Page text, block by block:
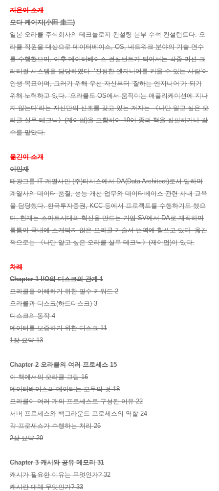
지은이 소개
오다 케이지(小田 圭二)
일본 오라클 주식회사의 테크놀로지 컨설팅 본부 수석 컨설턴트다. 오
라클 직원을 대상으로 데이터베이스, OS, 네트워크 분야의 기술 연수
를 수행했으며, 이후 데이터베이스 컨설턴트가 되어서는 각종 미션 크
리티컬 시스템을 담당하였다. ‘진정한 엔지니어를 키울 수 있는 사람’이
인생 목표이며, 그러기 위해 우선 자신부터 ‘잘하는 엔지니어’가 되기
위해 노력하고 있다. ‘오라클도 OS에서 움직이는 애플리케이션에 지나
지 않는다’라는 자신만의 신조를 갖고 있는 저자는 《나만 알고 싶은 오
라클 실무 테크닉》(제이펍)을 포함하여 10여 종의 책을 집필하거나 감
수를 맡았다.
옮긴이 소개
이민재
태광그룹 IT 계열사인 (주)티시스에서 DA(Data Architect)로서 일하며
계열사의 데이터 품질, 성능 개선 업무와 데이터베이스 관련 사내 교육
을 담당했다. 한국투자증권, KCC 등에서 프로젝트를 수행하기도 했으
며, 현재는 스마트시대의 혁신을 만드는 기업 SV에서 DA로 재직하며
틈틈이 국내에 소개되지 않은 오라클 기술서 번역에 힘쓰고 있다. 옮긴
책으로는 《나만 알고 싶은 오라클 실무 테크닉》(제이펍)이 있다.
차례
Chapter 1 I/O와 디스크의 관계 1
오라클을 이해하기 위한 필수 키워드 2
오라클과 디스크(하드디스크) 3
디스크의 동작 4
데이터를 보증하기 위한 디스크 11
1장 요약 13
Chapter 2 오라클의 여러 프로세스 15
이 책에서의 오라클 그림 16
데이터베이스의 데이터는 모두의 것 18
오라클이 여러 개의 프로세스로 구성된 이유 22
서버 프로세스와 백그라운드 프로세스의 역할 24
각 프로세스가 수행하는 처리 26
2장 요약 29
Chapter 3 캐시와 공유 메모리 31
캐시가 필요한 이유는 무엇인가? 32
캐시란 대체 무엇인가? 33